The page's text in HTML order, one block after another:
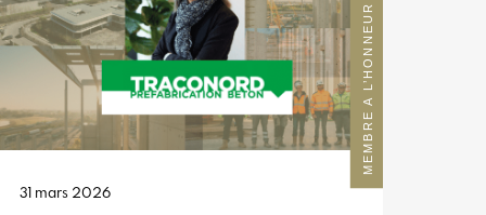
MEMBRE A L’HONNEUR
31 mars 2026